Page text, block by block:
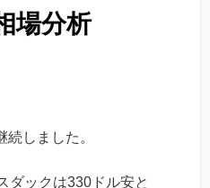
場分析
しました。
ダックは330ドル安と